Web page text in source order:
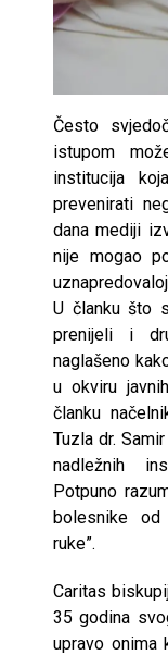
Često
istupom
institucija
prevenirati
dana mediji
nije mogao
U članku što
prenijeli i
naglašeno
u okviru
članku
Tuzla dr.
nadležnih
Potpuno
bolesnike od
ruke”.
Caritas
35 godina
upravo onima